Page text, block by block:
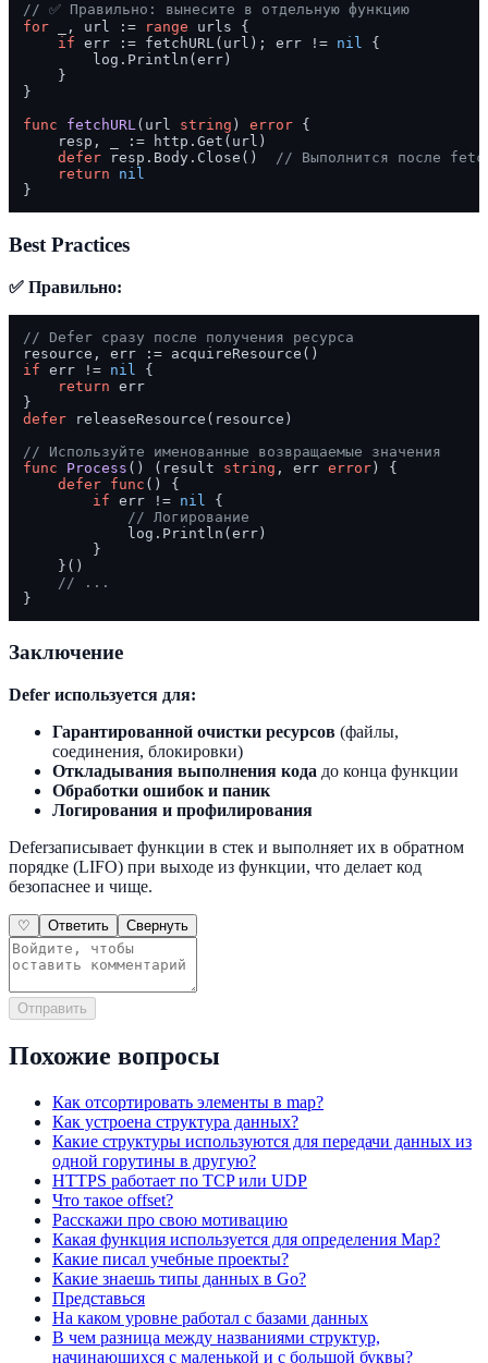
// ✅ Правильно: вынесите в отдельную функцию
for _, url := range urls {
if err := fetchURL(url); err != nil {
        log.Println(err)
    }
}
func
fetchURL(url string ) error {
    resp, _ := http.Get(url)
defer resp.Body.Close() // Выполнится после
return
nil
Best Practices
✅ Правильно:
// Defer сразу после получения ресурса
if err != nil
{
return err
defer releaseResource(resource)
// Используйте именованные возвращаемые значения
func
Process () (result string , err error) {
defer func ()
{
if err != nil
{
// Логирование
            log.Println(err)
        }
    }()
// ...
Заключение
Defer используется для:
Гарантированной очистки ресурсов (файлы,
соединения, блокировки)
Откладывания выполнения кода до конца функции
Обработки ошибок и паник
Логирования и профилирования
Deferзаписывает функции в стек и выполняет их в обратном
порядке (LIFO) при выходе из функции, что делает код
безопаснее и чище.
♡ Ответить Свернуть
Отправить
Похожие вопросы
Как отсортировать элементы в map?
Как устроена структура данных?
Какие структуры используются для передачи данных из
одной горутины в другую?
HTTPS работает по TCP или UDP
Что такое offset?
Расскажи про свою мотивацию
Какая функция используется для определения Map?
Какие писал учебные проекты?
Какие знаешь типы данных в Go?
Представься
На каком уровне работал с базами данных
В чем разница между названиями структур,
начинающихся с маленькой и с большой буквы?